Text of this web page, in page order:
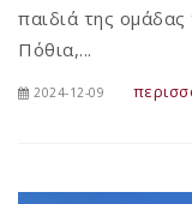
παιδιά της
Πόθια,...
2024-12-09